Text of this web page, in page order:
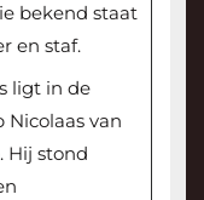
bekend staat
en staf.
ligt in de
Nicolaas van
Hij stond